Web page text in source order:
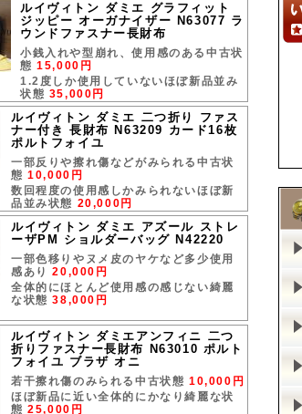
ルイヴィトン ダミエ グラフィット
ジッピー オーガナイザー N63077 ラ
ウンドファスナー長財布
小銭入れや型崩れ、使用感のある中古状
態15,000円
1.2度しか使用していないほぼ新品並み
状態 35,000円
ルイヴィトン ダミエ 二つ折り ファス
ナー付き 長財布 N63209 カード16枚
ポルトフォイユ
一部反りや擦れ傷などがみられる中古状
態10,000円
数回程度の使用感しかみられないほぼ新
品並み状態 20,000円
ルイヴィトン ダミエ アズール ストレ
ーザPM ショルダーバッグ N42220
一部色移りやヌメ皮のヤケなど多少使用
感あり20,000円
全体的にほとんど使用感の感じない綺麗
な状態38,000円
ルイヴィトン ダミエアンフィニ 二つ
折りファスナー長財布 N63010 ポルト
フォイユ ブラザ オニ
若干擦れ傷のみられる中古状態 10,000円
ほぼ新品に近い全体的にかなり綺麗な状
態25,000円